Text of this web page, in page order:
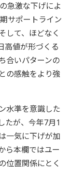
急激な下げによ
サポートライン
して、ほどなく
高値が形づくる
合いパターンの
の感触をより強
水準を意識した
たが、今年7月1
一気に下げが加
ら本欄ではユー
位置関係にとく